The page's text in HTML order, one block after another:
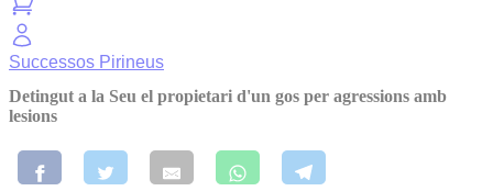
Successos Pirineus
Detingut a la Seu el propietari d'un gos per agressions amb
lesions